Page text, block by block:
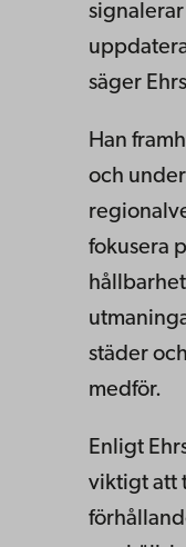
säger
Han
och
fokusera
städer
medför.
Enligt
viktigt att